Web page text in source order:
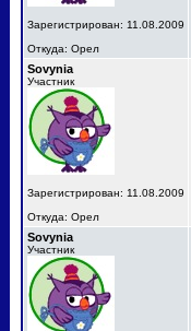
Зарегистрирован: 11.08.2009
Откуда: Орел
Sovynia
Участник
Зарегистрирован: 11.08.2009
Откуда: Орел
Sovynia
Участник